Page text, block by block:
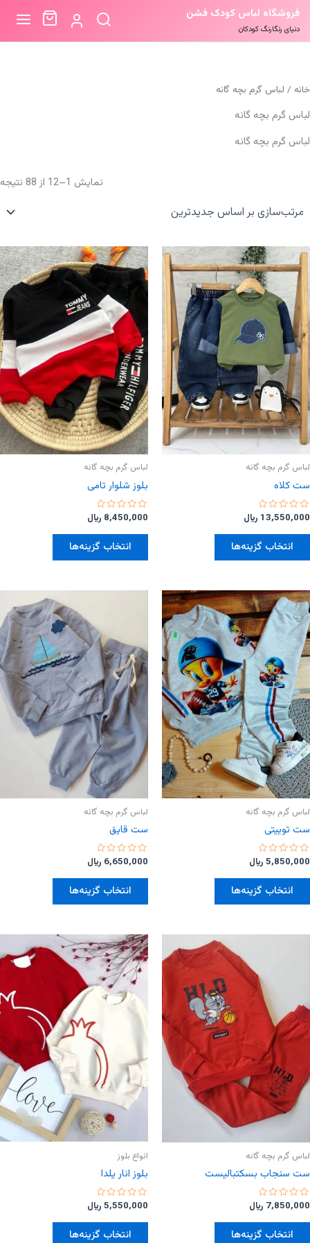
فروشگاه لباس کودک فشن
دنیای رنگارنگ کودکان
خانه / لباس گرم بچه گانه
لباس گرم بچه گانه
لباس گرم بچه گانه
نمایش 1–12 از 88 نتیجه
لباس گرم بچه گانه
ست کلاه
امتیاز
0
از
13,550,000 ﷼
انتخاب گزینه‌ها
این
مختلفی
می
باشد.
گزینه
ها
ممکن
است
در
صفحه
محصول
انتخاب
شوند
لباس گرم بچه گانه
بلوز‌ شلوار تامی
امتیاز
0
از
8,450,000 ﷼
انتخاب گزینه‌ها
این
مختلفی
می
باشد.
گزینه
ها
ممکن
است
در
صفحه
محصول
انتخاب
شوند
لباس گرم بچه گانه
ست توییتی
امتیاز
0
از
5,850,000 ﷼
انتخاب گزینه‌ها
این
مختلفی
می
باشد.
گزینه
ها
ممکن
است
در
صفحه
محصول
انتخاب
لباس گرم بچه گانه
ست قایق
امتیاز
0
از
6,650,000 ﷼
انتخاب گزینه‌ها
این
مختلفی
ها
ممکن
است
در
صفحه
محصول
انتخاب
شوند
لباس گرم بچه گانه
ست سنجاب بسکتبالیست
امتیاز
0
از
7,850,000 ﷼
انتخاب گزینه‌ها
این
انواع بلوز
بلوز انار یلدا
امتیاز
0
از
5,550,000 ﷼
انتخاب گزینه‌ها
این